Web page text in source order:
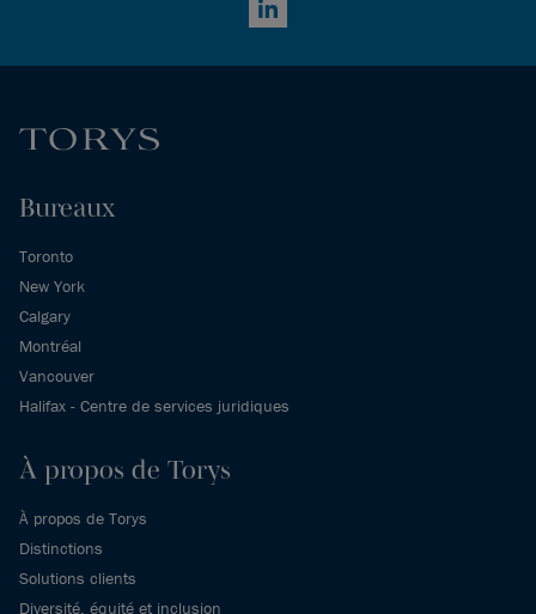
LinkedIn
Bureaux
Toronto
New York
Calgary
Montréal
Vancouver
Halifax - Centre de services juridiques
À propos de Torys
À propos de Torys
Distinctions
Solutions clients
Diversité, équité et inclusion